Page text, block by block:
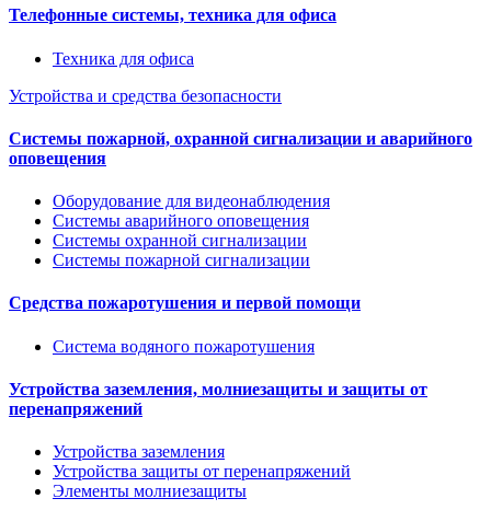
Телефонные системы, техника для офиса
Техника для офиса
Устройства и средства безопасности
Системы пожарной, охранной сигнализации и аварийного
оповещения
Оборудование для видеонаблюдения
Системы аварийного оповещения
Системы охранной сигнализации
Системы пожарной сигнализации
Средства пожаротушения и первой помощи
Система водяного пожаротушения
Устройства заземления, молниезащиты и защиты от
перенапряжений
Устройства заземления
Устройства защиты от перенапряжений
Элементы молниезащиты